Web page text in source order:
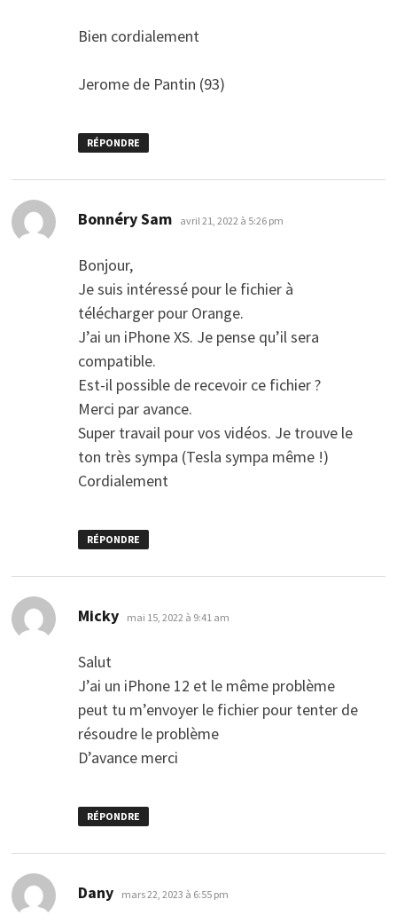
Bien cordialement
Jerome de Pantin (93)
RÉPONDRE
Bonnéry Sam dit :
avril 21, 2022 à 5:26 pm
Bonjour,
Je suis intéressé pour le fichier à
télécharger pour Orange.
J’ai un iPhone XS. Je pense qu’il sera
compatible.
Est-il possible de recevoir ce fichier ?
Merci par avance.
Super travail pour vos vidéos. Je trouve le
ton très sympa (Tesla sympa même !)
Cordialement
RÉPONDRE
Micky dit :
mai 15, 2022 à 9:41 am
Salut
J’ai un iPhone 12 et le même problème
peut tu m’envoyer le fichier pour tenter de
résoudre le problème
D’avance merci
RÉPONDRE
Dany dit :
mars 22, 2023 à 6:55 pm